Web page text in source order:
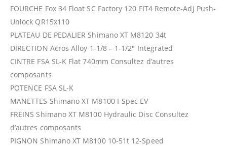
FOURCHE Fox 34 Float SC Factory 120 FIT4 Remote-Adj Push-
Unlock QR15x110
PLATEAU DE PEDALIER Shimano XT M8120 34t
DIRECTION Acros Alloy 1-1/8 – 1-1/2″ Integrated
CINTRE FSA SL-K Flat 740mm Consultez d’autres
composants
POTENCE FSA SL-K
MANETTES Shimano XT M8100 I-Spec EV
FREINS Shimano XT M8100 Hydraulic Disc Consultez
d’autres composants
PIGNON Shimano XT M8100 10-51t 12-Speed